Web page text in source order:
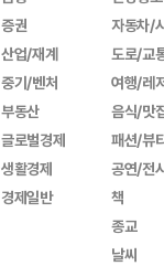
증권
산업/재계
중기/벤처
부동산
글로벌경제
생활경제
경제일반
자동차/
도로/교
여행/레
음식/맛
패션/뷰
공연/전
책
종교
날씨